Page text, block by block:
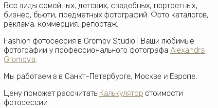
Все виды семейных, детских, свадебных, портретных,
бизнес, бьюти, предметных фотографий. Фото каталогов,
реклама, коммерция, репортаж.
Fashion фотосессия в Gromov Studio | Ваши любимые
фотографии у профессионального фотографа Alexandra
Gromova.
Мы работаем в в Санкт-Петербурге, Москве и Европе.
Цену поможет рассчитать Калькулятор стоимости
фотосессии